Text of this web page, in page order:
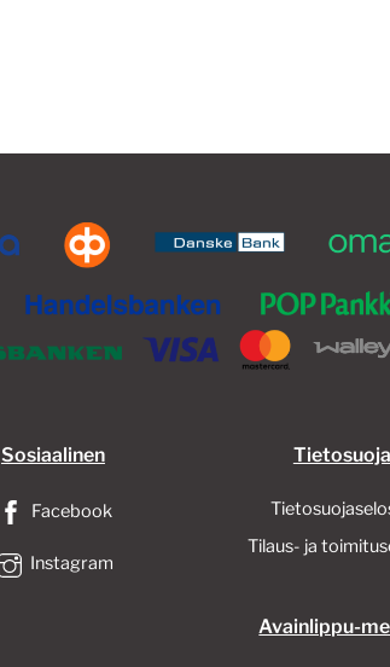
tehdä
tuotteen
sivulla.
Sosiaalinen
Facebook
Instagram
Tietosuoja
Tilaus- ja
Avainlippu-